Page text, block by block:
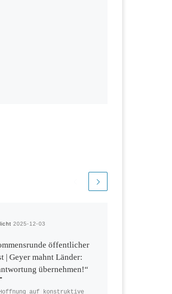
2025-12-03
öffentlicher
| Geyer mahnt Länder:
übernehmen!“
auf konstruktive